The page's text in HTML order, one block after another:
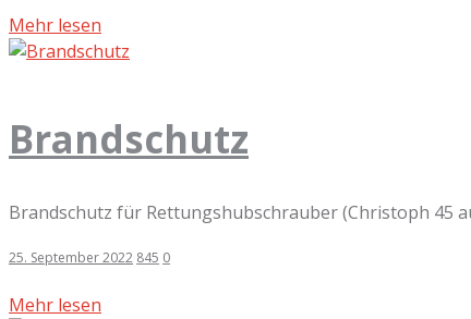
Mehr lesen
Brandschutz
Brandschutz für Rettungshubschrauber (Christoph 45
25. September 2022 845 0
Mehr lesen